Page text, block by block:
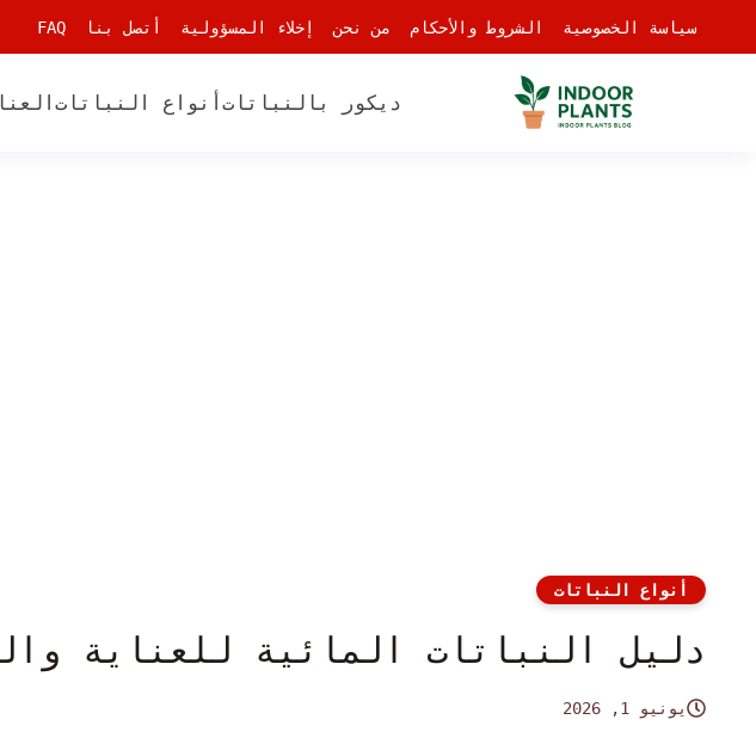
سياسة الخصوصية
الشروط والأحكام من نحن إخلاء المسؤولية أتصل بنا FAQ
ديكور بالنباتات أنواع النباتات
أنواع النباتات
دليل النباتات المائية للعناية
يونيو 1, 2026